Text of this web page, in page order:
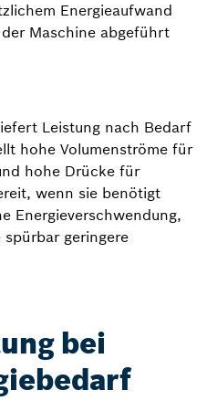
Energieaufwand
Maschine abgeführt
Leistung nach Bedarf
hohe Volumenströme für
hohe Drücke für
wenn sie benötigt
Energieverschwendung,
geringere
bei